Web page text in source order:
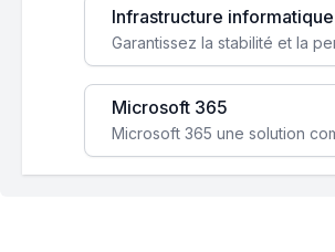
Infrastructure informatique
Microsoft 365